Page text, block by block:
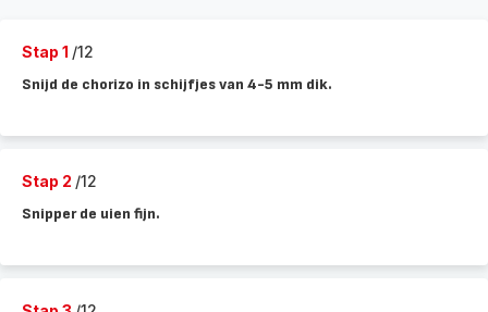
Stap 1 /12
Snijd de chorizo in schijfjes van 4-5 mm dik.
Stap 2 /12
Snipper de uien fijn.